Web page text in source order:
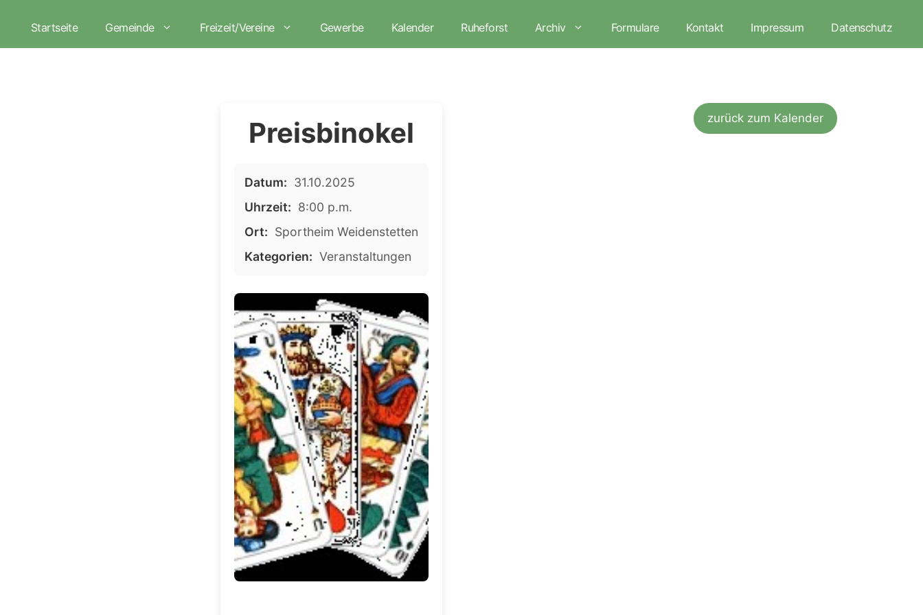
Startseite Gemeinde Freizeit/Vereine Gewerbe Kalender Ruheforst Archiv Formulare Kontakt Impressum Datenschutz
Preisbinokel
Datum: 31.10.2025
Uhrzeit: 8:00 p.m.
Ort: Sportheim Weidenstetten
Kategorien: Veranstaltungen
zurück zum Kalender